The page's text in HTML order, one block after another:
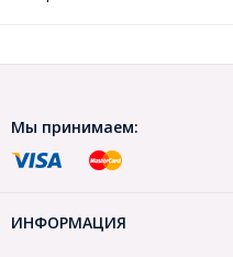
Мы принимаем:
ИНФОРМАЦИЯ